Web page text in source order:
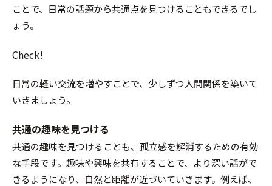
ことで、日常の話題から共通点を見つけることもできるでし
ょう。
Check!
日常の軽い交流を増やすことで、少しずつ人間関係を築いて
いきましょう。
共通の趣味を見つける
共通の趣味を見つけることも、孤立感を解消するための有効
な手段です。趣味や興味を共有することで、より深い話がで
きるようになり、自然と距離が近づいていきます。例えば、